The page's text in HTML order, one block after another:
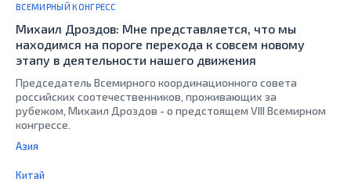
ВСЕМИРНЫЙ КОНГРЕСС
Михаил Дроздов: Мне представляется, что мы
находимся на пороге перехода к совсем новому
этапу в деятельности нашего движения
Председатель Всемирного координационного совета
российских соотечественников, проживающих за
рубежом, Михаил Дроздов - о предстоящем VIII Всемирном
конгрессе.
Азия
Китай